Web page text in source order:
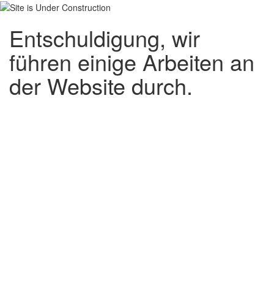
Entschuldigung, wir
führen einige Arbeiten an
der Website durch.